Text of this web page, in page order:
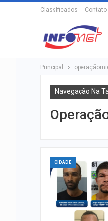
Classificados Contato
Principal
Navegação Na
CIDADE